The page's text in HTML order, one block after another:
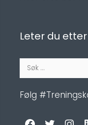
Leter du
Søk
etter:
Følg